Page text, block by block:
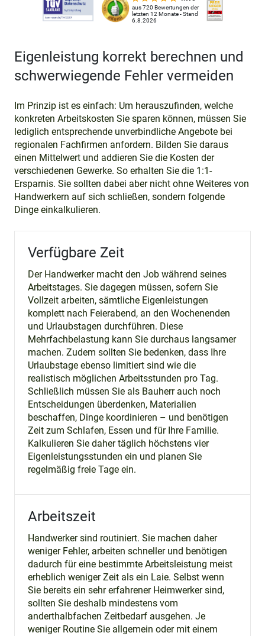
aus 720 Bewertungen der
letzten 12 Monate - Stand
6.8.2026
Eigenleistung korrekt berechnen und
schwerwiegende Fehler vermeiden
Im Prinzip ist es einfach: Um herauszufinden, welche
konkreten Arbeitskosten Sie sparen können, müssen Sie
lediglich entsprechende unverbindliche Angebote bei
regionalen Fachfirmen anfordern. Bilden Sie daraus
einen Mittelwert und addieren Sie die Kosten der
verschiedenen Gewerke. So erhalten Sie die 1:1-
Ersparnis. Sie sollten dabei aber nicht ohne Weiteres von
Handwerkern auf sich schließen, sondern folgende
Dinge einkalkulieren.
Verfügbare Zeit
Der Handwerker macht den Job während seines
Arbeitstages. Sie dagegen müssen, sofern Sie
Vollzeit arbeiten, sämtliche Eigenleistungen
komplett nach Feierabend, an den Wochenenden
und Urlaubstagen durchführen. Diese
Mehrfachbelastung kann Sie durchaus langsamer
machen. Zudem sollten Sie bedenken, dass Ihre
Urlaubstage ebenso limitiert sind wie die
realistisch möglichen Arbeitsstunden pro Tag.
Schließlich müssen Sie als Bauherr auch noch
Entscheidungen überdenken, Materialien
beschaffen, Dinge koordinieren – und benötigen
Zeit zum Schlafen, Essen und für Ihre Familie.
Kalkulieren Sie daher täglich höchstens vier
Eigenleistungsstunden ein und planen Sie
regelmäßig freie Tage ein.
Arbeitszeit
Handwerker sind routiniert. Sie machen daher
weniger Fehler, arbeiten schneller und benötigen
dadurch für eine bestimmte Arbeitsleistung meist
erheblich weniger Zeit als ein Laie. Selbst wenn
Sie bereits ein sehr erfahrener Heimwerker sind,
sollten Sie deshalb mindestens vom
anderthalbfachen Zeitbedarf ausgehen. Je
weniger Routine Sie allgemein oder mit einem